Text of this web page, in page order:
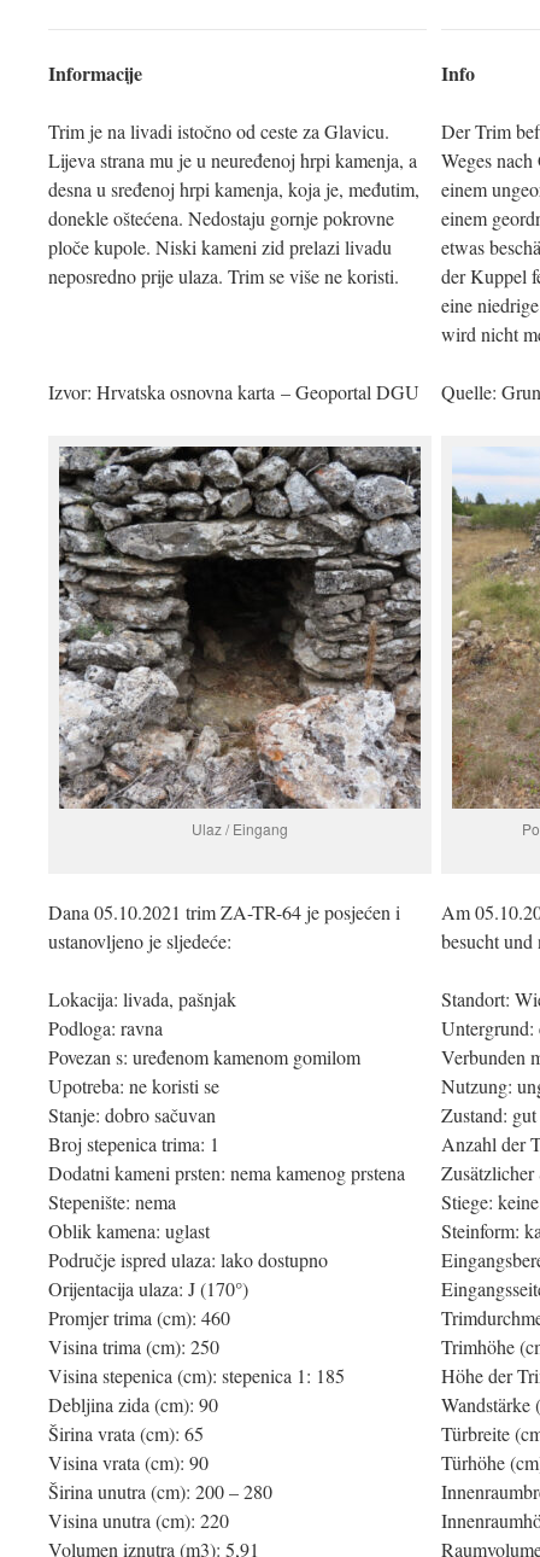
Informacije
Trim je na livadi istočno od ceste za Glavicu.
Lijeva strana mu je u neuređenoj hrpi kamenja, a
desna u sređenoj hrpi kamenja, koja je, međutim,
donekle oštećena. Nedostaju gornje pokrovne
ploče kupole. Niski kameni zid prelazi livadu
neposredno prije ulaza. Trim se više ne koristi.
Info
Der Trim
Weges
einem
einem
etwas
der Kuppel
eine
wird nicht
Izvor: Hrvatska osnovna karta – Geoportal DGU Quelle:
Ulaz / Eingang
Dana 05.10.2021 trim ZA-TR-64 je posjećen i
ustanovljeno je sljedeće:
Lokacija: livada, pašnjak
Podloga: ravna
Povezan s: uređenom kamenom gomilom
Upotreba: ne koristi se
Stanje: dobro sačuvan
Broj stepenica trima: 1
Dodatni kameni prsten: nema kamenog prstena
Stepenište: nema
Oblik kamena: uglast
Područje ispred ulaza: lako dostupno
Orijentacija ulaza: J (170°)
Promjer trima (cm): 460
Visina trima (cm): 250
Visina stepenica (cm): stepenica 1: 185
Debljina zida (cm): 90
Širina vrata (cm): 65
Visina vrata (cm): 90
Širina unutra (cm): 200 – 280
Visina unutra (cm): 220
Volumen iznutra (m3): 5,91
Am
besucht und
Standort:
Untergrund:
Verbunden
Nutzung:
Zustand:
Anzahl der
Stiege: keine
Steinform:
Trimhöhe
Höhe der
Wandstärke
Türbreite
Türhöhe